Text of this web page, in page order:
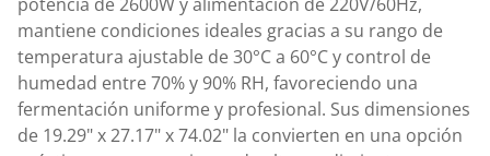
mantiene condiciones ideales gracias a su rango de
temperatura ajustable de 30°C a 60°C y control de
humedad entre 70% y 90% RH, favoreciendo una
fermentación uniforme y profesional. Sus dimensiones
de 19.29" x 27.17" x 74.02" la convierten en una opción